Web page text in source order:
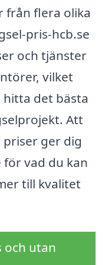
från flera olika
pris-hcb.se
och tjänster
vilket
det bästa
Att
priser ger dig
vad du kan
till kvalitet
och utan